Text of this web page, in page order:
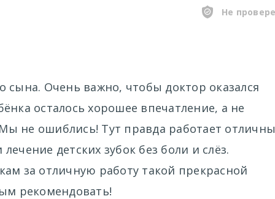
Не
сына. Очень важно, чтобы доктор оказался
осталось хорошее впечатление, а не
не ошиблись! Тут правда работает
детских зубок без боли и слёз.
за отличную работу такой прекрасной
рекомендовать!